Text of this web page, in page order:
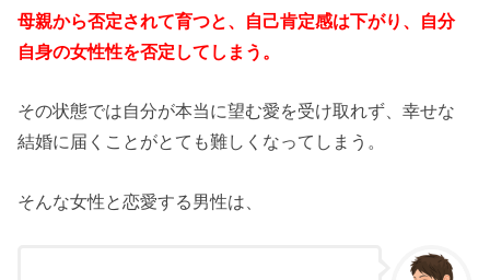
母親から否定されて育つと、自己肯定感は下がり、自分
自身の女性性を否定してしまう。
その状態では自分が本当に望む愛を受け取れず、幸せな
結婚に届くことがとても難しくなってしまう。
そんな女性と恋愛する男性は、